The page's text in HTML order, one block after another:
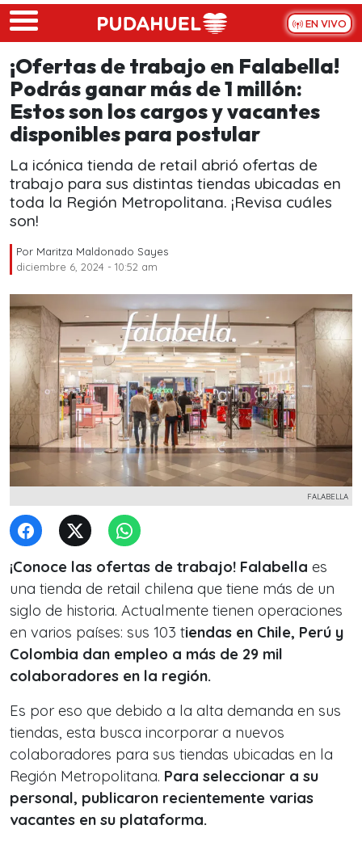
Skip to main content
EN VIVO
¡Ofertas de trabajo en Falabella!
Podrás ganar más de 1 millón:
Estos son los cargos y vacantes
disponibles para postular
La icónica tienda de retail abrió ofertas de
trabajo para sus distintas tiendas ubicadas en
toda la Región Metropolitana. ¡Revisa cuáles
son!
Por Maritza Maldonado Sayes
diciembre 6, 2024 - 10:52 am
FALABELLA
¡Conoce las ofertas de trabajo! Falabella es
una tienda de retail chilena que tiene más de un
siglo de historia. Actualmente tienen operaciones
en varios países: sus 103 tiendas en Chile, Perú y
Colombia dan empleo a más de 29 mil
colaboradores en la región.
Es por eso que debido a la alta demanda en sus
tiendas, esta busca incorporar a nuevos
colaboradores para sus tiendas ubicadas en la
Región Metropolitana. Para seleccionar a su
personal, publicaron recientemente varias
vacantes en su plataforma.